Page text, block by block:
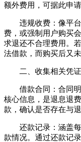
额外费用，可据此申请
违规收费：像平
费，或强制用户购买
求退还不合理费用。
法借款，而购买后又
二、收集相关凭证
借款合同：合同
核心信息，是退息退
款，确认是否存在与
还款记录：涵盖
款情况。通过还款记